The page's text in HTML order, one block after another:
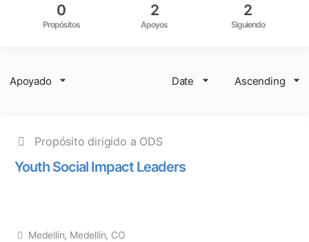
0
Propósitos
2
Apoyos
2
Siguiendo
Apoyado Date Ascending
Propósito dirigido a ODS
Youth Social Impact Leaders
Medellín, Medellín, CO